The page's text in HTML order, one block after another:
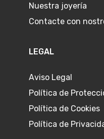
Nuestra joyería
Contacte con
LEGAL
Aviso Legal
Política de
Política de Cookies
Política de